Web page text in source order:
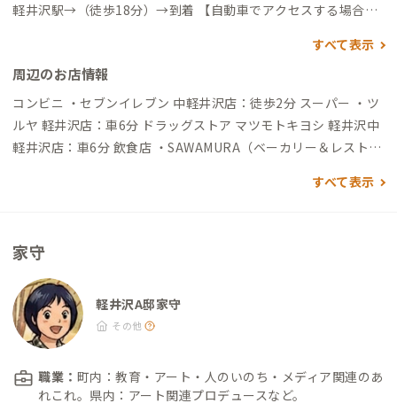
軽井沢駅→（徒歩18分）→到着 【自動車でアクセスする場合】
分）→到着 ▼碓氷軽井沢ICから →（一般道25分）→到着
すべて表示
周辺のお店情報
コンビニ ・セブンイレブン 中軽井沢店：徒歩2分 スーパー ・ツ
ルヤ 軽井沢店：車6分 ドラッグストア マツモトキヨシ 軽井沢中
軽井沢店：車6分 飲食店 ・SAWAMURA（ベーカリー＆レストラ
レストラン等）：徒歩9分 ・石の教会 内村鑑三記念堂：徒歩5分
・星野温泉 トンボの湯：徒歩10分 ・ピッキオ（野鳥の森）：徒
歩13分 ・セゾン現代美術館：車5分 ・軽井沢千住博美術館：車7
分 ・軽井沢・プリンスショッピングプラザ（アウトレット・モ
ール）：車8分 ・旧軽井沢銀座通り：車10分 ・白糸の滝：車18
分
すべて表示
家守
軽井沢A邸家守
その他
職業： 町内：教育・アート・人のいのち・メディア関連のあ
れこれ。県内：アート関連プロデュースなど。